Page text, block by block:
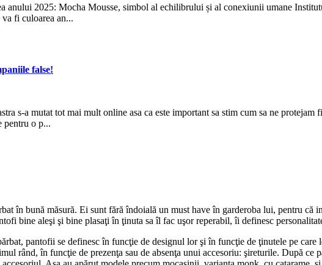
anului 2025: Mocha Mousse, simbol al echilibrului și al conexiunii umane
fi culoarea an...
false!
s-a mutat tot mai mult online asa ca este important sa stim cum sa ne protejam
pentru o p...
în bună măsură. Ei sunt fără îndoială un must have în garderoba lui, pentru
bine aleşi şi bine plasaţi în ţinuta sa îl fac uşor reperabil, îi definesc
pantofii se definesc în funcţie de designul lor şi în funcţie de ţinutele pe
rând, în funcţie de prezenţa sau de absenţa unui accesoriu: şireturile. După